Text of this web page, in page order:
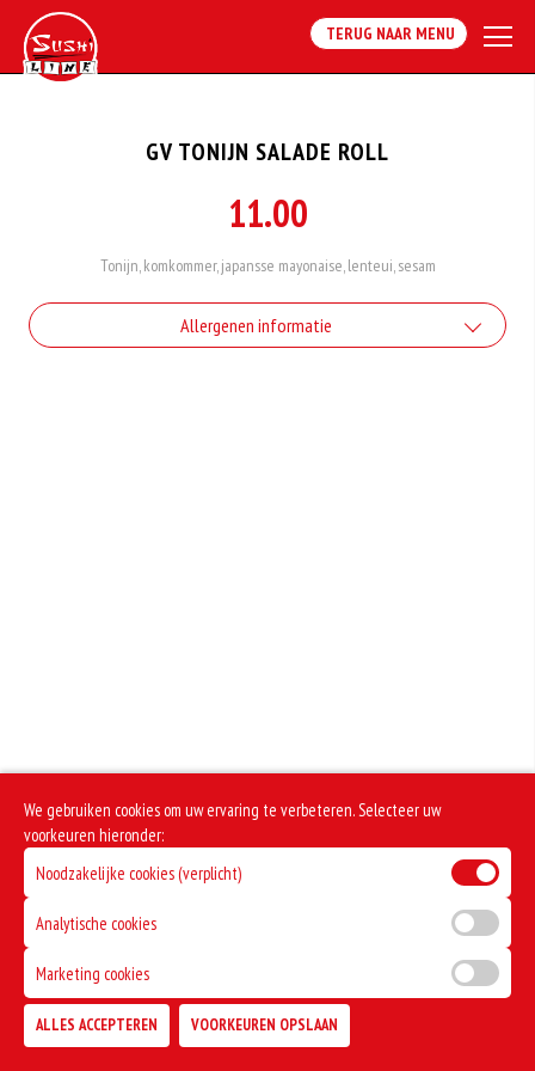
TERUG NAAR MENU
GV TONIJN SALADE ROLL
11.00
Tonijn, komkommer, japansse mayonaise, lenteui, sesam
Allergenen informatie
We gebruiken cookies om uw ervaring te verbeteren. Selecteer uw
voorkeuren hieronder:
Noodzakelijke cookies (verplicht)
Analytische cookies
Marketing cookies
ALLES ACCEPTEREN VOORKEUREN OPSLAAN